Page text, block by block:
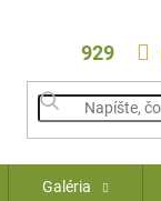
929
Galéria